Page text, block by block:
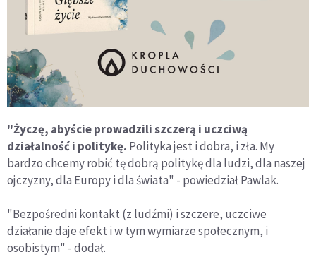
"Życzę, abyście prowadzili szczerą i uczciwą
działalność i politykę. Polityka jest i dobra, i zła. My
bardzo chcemy robić tę dobrą politykę dla ludzi, dla naszej
ojczyzny, dla Europy i dla świata" - powiedział Pawlak.
"Bezpośredni kontakt (z ludźmi) i szczere, uczciwe
działanie daje efekt i w tym wymiarze społecznym, i
osobistym" - dodał.